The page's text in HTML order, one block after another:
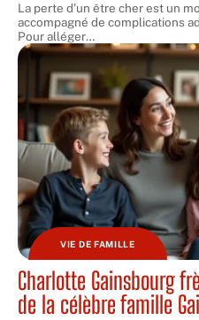
La perte d'un être cher est un
accompagné de complications
Pour alléger…
VIE DE FAMILLE
Charlotte Gainsbourg
de la célèbre famille